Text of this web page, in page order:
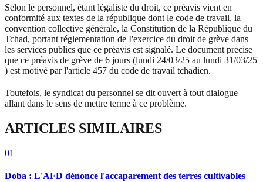
Selon le personnel, étant légaliste du droit, ce préavis vient en
conformité aux textes de la république dont le code de travail, la
convention collective générale, la Constitution de la République du
Tchad, portant réglementation de I'exercice du droit de grève dans
les services publics que ce préavis est signalé. Le document precise
que ce préavis de grève de 6 jours (lundi 24/03/25 au lundi 31/03/25
) est motivé par l'article 457 du code de travail tchadien.
Toutefois, le syndicat du personnel se dit ouvert à tout dialogue
allant dans le sens de mettre terme à ce problème.
ARTICLES SIMILAIRES
01
Doba : L'AFD dénonce l'accaparement des terres cultivables